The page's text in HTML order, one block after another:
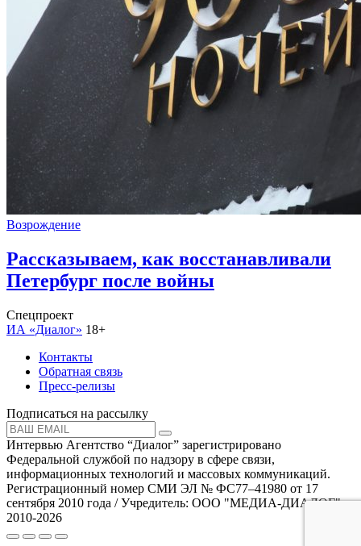
Возрождение
Рассказываем, как восстанавливали
Петербург после войны
Спецпроект
ИА «Диалог» 18+
Контакты
Обратная связь
Пресс-релизы
Подписаться на рассылку
Интервью Агентство “Диалог” зарегистрировано
Федеральной службой по надзору в сфере связи,
информационных технологий и массовых коммуникаций.
Регистрационный номер СМИ ЭЛ № ФС77–41980 от 17
сентября 2010 года / Учредитель: ООО "МЕДИА-ДИАЛОГ"
2010-2026